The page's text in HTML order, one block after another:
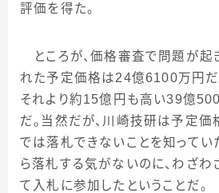
評価を得た。
ところが、価格審査で問題が起
れた予定価格は24億6100万円
それより約15億円も高い39億
だ。当然だが、川崎技研は予定
では落札できないことを知ってい
ら落札する気がないのに、わざ
て入札に参加したということだ。